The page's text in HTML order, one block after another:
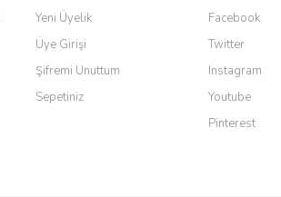
Yeni Üyelik
Üye Girişi
Şifremi Unuttum
Sepetiniz
Facebook
Twitter
Instagram
Youtube
Pinterest